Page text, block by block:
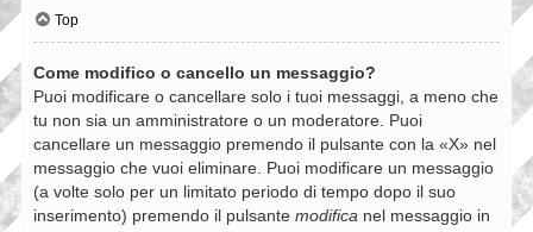
Top
Come modifico o cancello un messaggio?
Puoi modificare o cancellare solo i tuoi messaggi, a meno che
tu non sia un amministratore o un moderatore. Puoi
cancellare un messaggio premendo il pulsante con la «X» nel
messaggio che vuoi eliminare. Puoi modificare un messaggio
(a volte solo per un limitato periodo di tempo dopo il suo
inserimento) premendo il pulsante modifica nel messaggio in